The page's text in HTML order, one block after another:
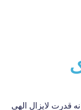
قدرت لایزال الهی